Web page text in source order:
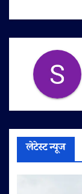
लेटेस्ट न्यूज